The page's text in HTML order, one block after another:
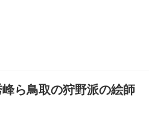
ら鳥取の狩野派の絵師